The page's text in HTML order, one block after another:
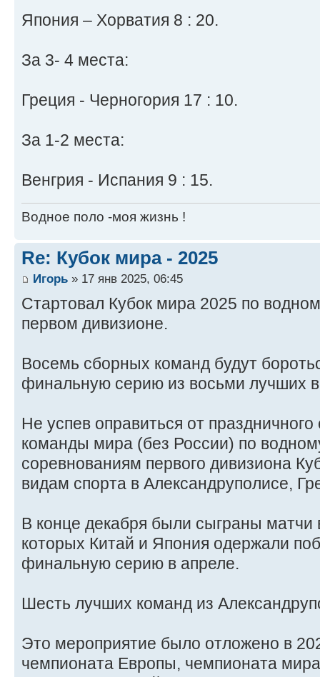
Япония – Хорватия 8 : 20.
За 3- 4 места:
Греция - Черногория 17 : 10.
За 1-2 места:
Венгрия - Испания 9 : 15.
Водное поло -моя жизнь !
Re: Кубок мира - 2025
Игорь » 17 янв 2025, 06:45
Стартовал Кубок мира 2025 по
первом дивизионе.
Восемь сборных команд будут
финальную серию из восьми лучших в
Не успев оправиться от
команды мира (без России) по
соревнованиям первого дивизиона
видам спорта в Александруполисе,
В конце декабря были сыграны матчи
которых Китай и Япония одержали
финальную серию в апреле.
Шесть лучших команд из
Это мероприятие было отложено в
чемпионата Европы, чемпионата